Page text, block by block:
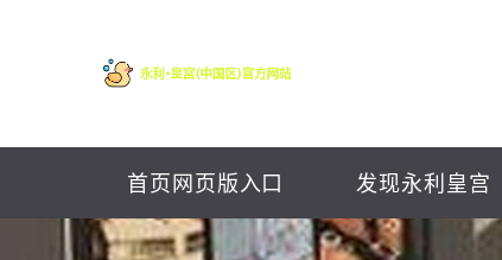
首页网页版入口 发现永利皇宫